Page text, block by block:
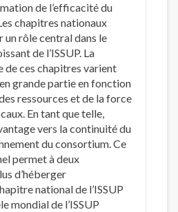
de l’efficacité du
chapitres nationaux
un rôle central dans le
de l’ISSUP. La
de ces chapitres varient
en grande partie en fonction
ressources et de la force
En tant que telle,
vers la continuité du
du consortium. Ce
permet à deux
d’héberger
national de l’ISSUP
mondial de l’ISSUP